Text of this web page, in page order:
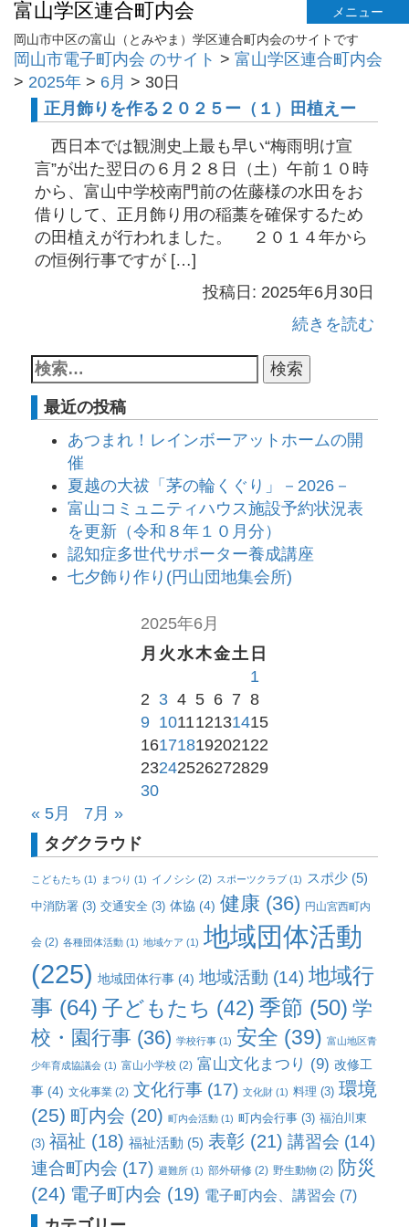
富山学区連合町内会
メニュー
岡山市中区の富山（とみやま）学区連合町内会のサイトです
岡山市電子町内会 のサイト > 富山学区連合町内会
> 2025年 > 6月 > 30日
正月飾りを作る２０２５ー（１）田植えー
西日本では観測史上最も早い“梅雨明け宣
言”が出た翌日の６月２８日（土）午前１０時
から、富山中学校南門前の佐藤様の水田をお
借りして、正月飾り用の稲藁を確保するため
の田植えが行われました。 ２０１４年から
の恒例行事ですが […]
投稿日: 2025年6月30日
続きを読む
最近の投稿
あつまれ！レインボーアットホームの開
催
夏越の大祓「茅の輪くぐり」－2026－
富山コミュニティハウス施設予約状況表
を更新（令和８年１０月分）
認知症多世代サポーター養成講座
七夕飾り作り(円山団地集会所)
2025年6月
月 火 水木金土 日
1
2 3 4 5 6 7 8
9 101112131415
16171819202122
23242526272829
30
« 5月
7月 »
タグクラウド
こどもたち (1) まつり (1) イノシシ (2) スポーツクラブ(1) スポ少(5)
中消防署(3) 交通安全(3) 体協 (4) 健康 (36) 円山宮西町内
会(2) 各種団体活動(1) 地域ケア (1) 地域団体活動
(225) 地域団体行事(4) 地域活動 (14) 地域行
事 (64) 子どもたち (42) 季節 (50) 学
校・園行事 (36) 学校行事(1) 安全 (39) 富山地区青
少年育成協議会(1) 富山小学校(2) 富山文化まつり (9) 改修工
事(4) 文化事業(2) 文化行事(17) 文化財(1) 料理 (3) 環境
(25) 町内会 (20) 町内会活動(1) 町内会行事(3) 福泊川東
(3) 福祉 (18) 福祉活動 (5) 表彰(21) 講習会 (14)
連合町内会 (17) 避難所(1) 部外研修(2) 野生動物 (2) 防災
(24) 電子町内会 (19) 電子町内会、講習会 (7)